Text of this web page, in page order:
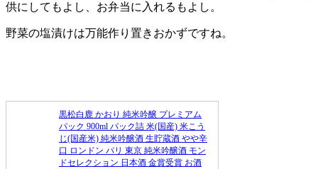
供にしてもよし、お弁当に入れるもよし。
野菜の塩漬けは万能作り置きおかずですね。
黒松白鹿 かおり 純米吟醸 プレミアム
パック 900ml パック詰 米(国産) 米こう
じ(国産米) 純米吟醸酒 生貯蔵酒 やや辛
口 ロンドン パリ 東京 純米吟醸酒 モン
ドセレクション 日本酒 金賞受賞 お酒